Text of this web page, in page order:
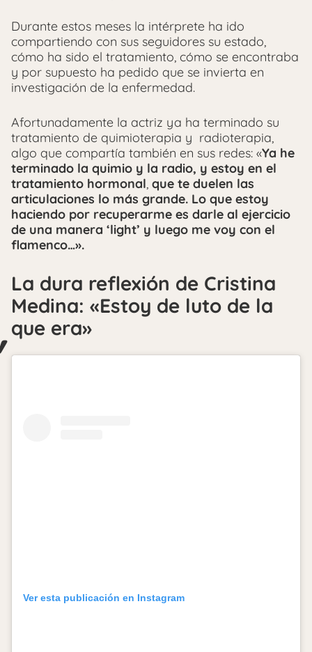
Durante estos meses la intérprete ha ido
compartiendo con sus seguidores su estado,
cómo ha sido el tratamiento, cómo se encontraba
y por supuesto ha pedido que se invierta en
investigación de la enfermedad.
Afortunadamente la actriz ya ha terminado su
tratamiento de quimioterapia y radioterapia,
algo que compartía también en sus redes: «Ya he
terminado la quimio y la radio, y estoy en el
tratamiento hormonal, que te duelen las
articulaciones lo más grande. Lo que estoy
haciendo por recuperarme es darle al ejercicio
de una manera ‘light’ y luego me voy con el
flamenco…».
La dura reflexión de Cristina
Medina: «Estoy de luto de la
que era»
Ver esta publicación en Instagram